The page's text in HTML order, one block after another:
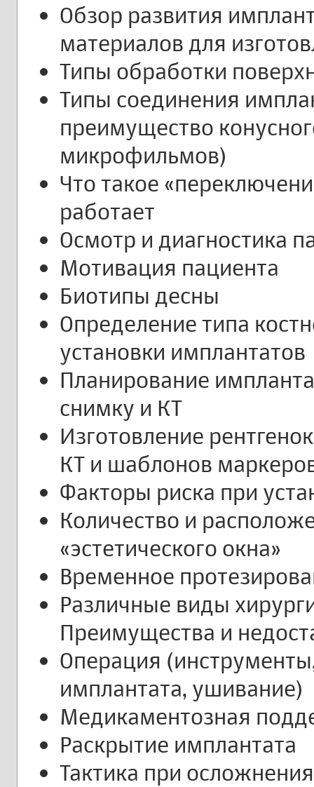
Обзор развития
материалов для
Типы обработки
Типы соединения
преимущество
микрофильмов)
Что такое
работает
Осмотр и диагностика
Мотивация пациента
Биотипы десны
Определение типа
установки имплантатов
Планирование
снимку и КТ
Изготовление
КТ и шаблонов
Факторы риска при
Количество и
«эстетического окна»
Временное
Различные виды
Преимущества и
Операция
имплантата, ушивание)
Медикаментозная
Раскрытие имплантата
Тактика при